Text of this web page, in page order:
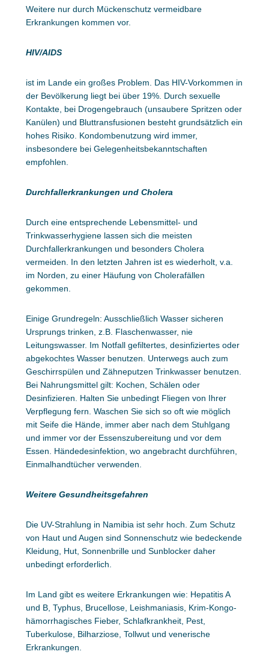
Weitere nur durch Mückenschutz vermeidbare
Erkrankungen kommen vor.
HIV/AIDS
ist im Lande ein großes Problem. Das HIV-Vorkommen in
der Bevölkerung liegt bei über 19%. Durch sexuelle
Kontakte, bei Drogengebrauch (unsaubere Spritzen oder
Kanülen) und Bluttransfusionen besteht grundsätzlich ein
hohes Risiko. Kondombenutzung wird immer,
insbesondere bei Gelegenheitsbekanntschaften
empfohlen.
Durchfallerkrankungen und Cholera
Durch eine entsprechende Lebensmittel- und
Trinkwasserhygiene lassen sich die meisten
Durchfallerkrankungen und besonders Cholera
vermeiden. In den letzten Jahren ist es wiederholt, v.a.
im Norden, zu einer Häufung von Cholerafällen
gekommen.
Einige Grundregeln: Ausschließlich Wasser sicheren
Ursprungs trinken, z.B. Flaschenwasser, nie
Leitungswasser. Im Notfall gefiltertes, desinfiziertes oder
abgekochtes Wasser benutzen. Unterwegs auch zum
Geschirrspülen und Zähneputzen Trinkwasser benutzen.
Bei Nahrungsmittel gilt: Kochen, Schälen oder
Desinfizieren. Halten Sie unbedingt Fliegen von Ihrer
Verpflegung fern. Waschen Sie sich so oft wie möglich
mit Seife die Hände, immer aber nach dem Stuhlgang
und immer vor der Essenszubereitung und vor dem
Essen. Händedesinfektion, wo angebracht durchführen,
Einmalhandtücher verwenden.
Weitere Gesundheitsgefahren
Die UV-Strahlung in Namibia ist sehr hoch. Zum Schutz
von Haut und Augen sind Sonnenschutz wie bedeckende
Kleidung, Hut, Sonnenbrille und Sunblocker daher
unbedingt erforderlich.
Im Land gibt es weitere Erkrankungen wie: Hepatitis A
und B, Typhus, Brucellose, Leishmaniasis, Krim-Kongo-
hämorrhagisches Fieber, Schlafkrankheit, Pest,
Tuberkulose, Bilharziose, Tollwut und venerische
Erkrankungen.